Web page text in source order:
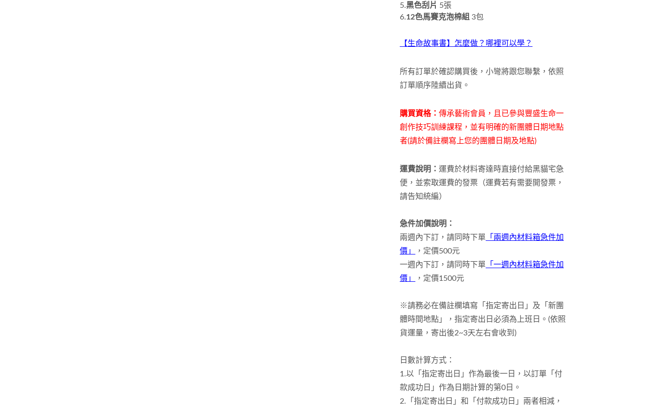
5.黑色刮片 5張
6.12色馬賽克泡棉組 3包
【生命故事書】怎麼做？哪裡可以學？
所有訂單於確認購買後，小彎將跟您聯繫，依照
訂單順序陸續出貨。
購買資格： 傳承藝術會員，且已參與豐盛生命一
創作技巧訓練課程 ，並有明確的新團體日期地點
者(請於備註欄寫上您的團體日期及地點)
運費說明： 運費於材料寄達時直接付給黑貓宅急
便，並索取運費的發票（運費若有需要開發票，
請告知統編）
急件加價說明：
兩週內下訂，請同時下單 「兩週內材料箱急件加
價」
，定價500元
一週內下訂，請同時下單 「一週內材料箱急件加
價」
，定價1500元
※請務必在備註欄填寫「指定寄出日」及「新團
體時間地點」，指定寄出日必須為上班日。 (依照
貨運量，寄出後2~3天左右會收到)
日數計算方式：
1.以「指定寄出日」作為最後一日，以訂單「付
款成功日」作為日期計算的第0日。
2.「指定寄出日」和「付款成功日」兩者相減，